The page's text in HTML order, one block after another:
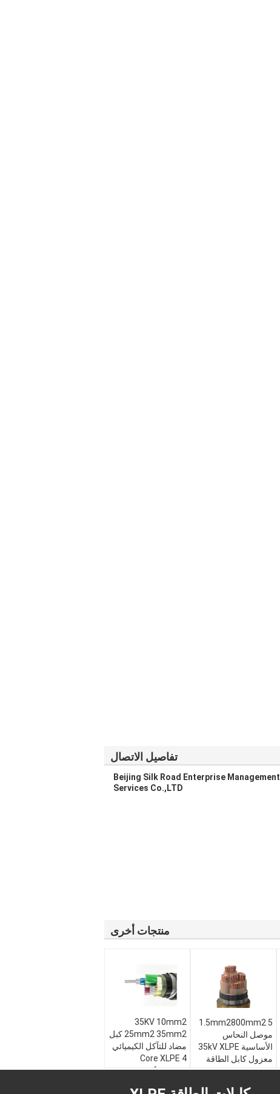
تفاصيل الاتصال
Beijing Silk Road Enterprise Management
Services Co.,LTD
منتجات أخرى
35KV 10mm2
25mm2 35mm2 كبل
مضاد للتآكل الكيميائي
4 Core XLPE
موصل الأساسية:
1.5mm2800mm2 5
موصل النحاس
الأساسية 35kV XLPE
معزول كابل الطاقة
خاصية:كابلات الكهرباء